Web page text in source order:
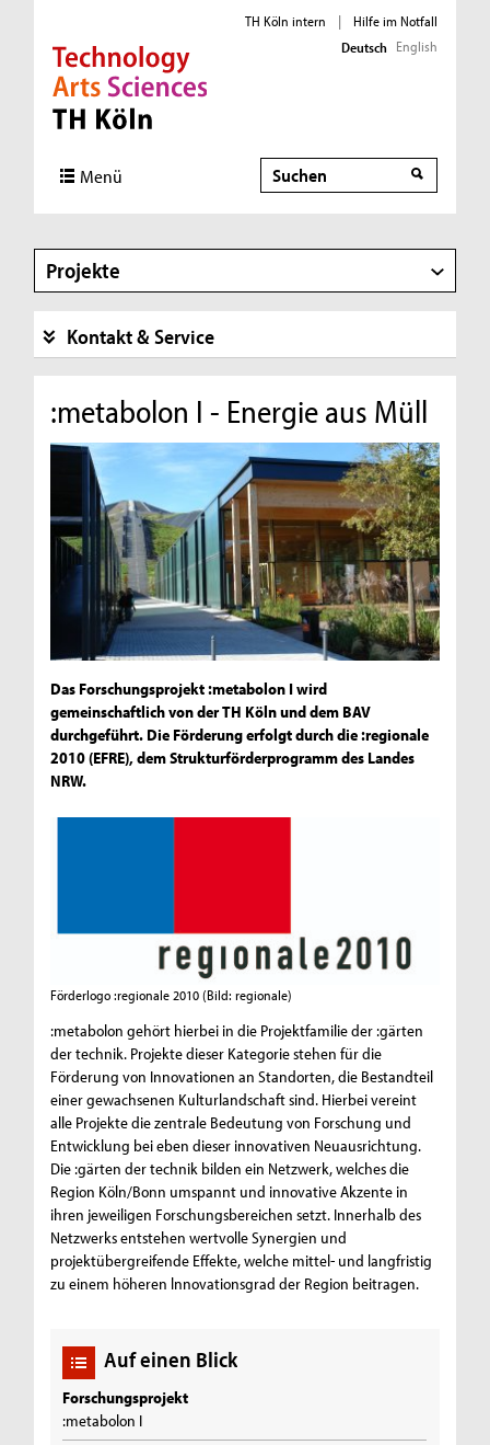
Direkt zur Hauptnavigation
Direkt zur Subnavigation
Direkt zum Inhalt
Direkt zum Fußbereich
TH Köln intern |
Hilfe im Notfall
Deutsch English
Menü Suche
Suche
Projekte
Kontakt & Service
:metabolon I - Energie aus Müll
Das Forschungsprojekt :metabolon I wird
gemeinschaftlich von der TH Köln und dem BAV
durchgeführt. Die Förderung erfolgt durch die :regionale
2010 (EFRE), dem Strukturförderprogramm des Landes
NRW.
Förderlogo :regionale 2010 (Bild: regionale)
:metabolon gehört hierbei in die Projektfamilie der :gärten
der technik. Projekte dieser Kategorie stehen für die
Förderung von Innovationen an Standorten, die Bestandteil
einer gewachsenen Kulturlandschaft sind. Hierbei vereint
alle Projekte die zentrale Bedeutung von Forschung und
Entwicklung bei eben dieser innovativen Neuausrichtung.
Die :gärten der technik bilden ein Netzwerk, welches die
Region Köln/Bonn umspannt und innovative Akzente in
ihren jeweiligen Forschungsbereichen setzt. Innerhalb des
Netzwerks entstehen wertvolle Synergien und
projektübergreifende Effekte, welche mittel- und langfristig
zu einem höheren lnnovationsgrad der Region beitragen.
Auf einen Blick
Forschungsprojekt
:metabolon I